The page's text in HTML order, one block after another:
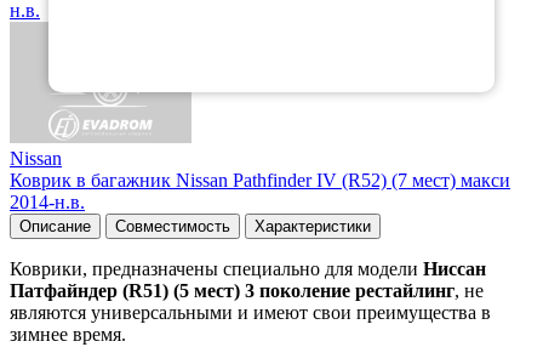
н.в.
Nissan
Коврик в багажник Nissan Pathfinder IV (R52) (7 мест) макси
2014-н.в.
Описание Совместимость Характеристики
Коврики, предназначены специально для модели Ниссан
Патфайндер (R51) (5 мест) 3 поколение рестайлинг, не
являются универсальными и имеют свои преимущества в
зимнее время.